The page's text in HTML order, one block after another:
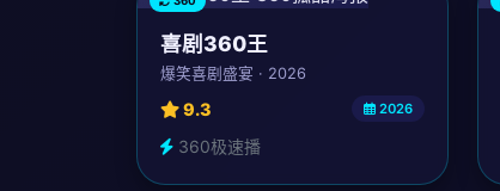
喜剧360王
爆笑喜剧盛宴 · 2026
9.3 2026
360极速播